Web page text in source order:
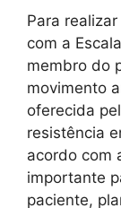
Para
com a
membro do
movimento
oferecida
resistência
acordo com
importante
paciente,